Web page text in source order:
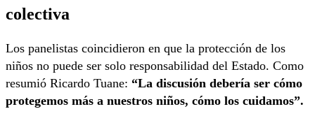
colectiva
Los panelistas coincidieron en que la protección de los
niños no puede ser solo responsabilidad del Estado. Como
resumió Ricardo Tuane: “La discusión debería ser cómo
protegemos más a nuestros niños, cómo los cuidamos”.